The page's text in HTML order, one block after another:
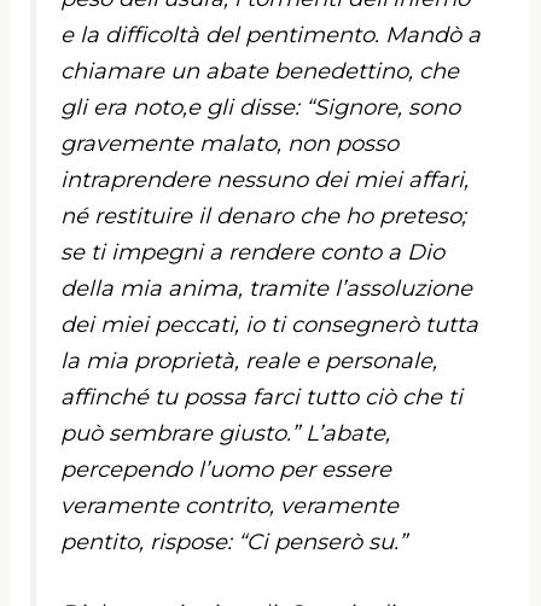
e la difficoltà del pentimento. Mandò a
chiamare un abate benedettino, che
gli era noto,e gli disse: “Signore, sono
gravemente malato, non posso
intraprendere nessuno dei miei affari,
né restituire il denaro che ho preteso;
se ti impegni a rendere conto a Dio
della mia anima, tramite l’assoluzione
dei miei peccati, io ti consegnerò tutta
la mia proprietà, reale e personale,
affinché tu possa farci tutto ciò che ti
può sembrare giusto.” L’abate,
percependo l’uomo per essere
veramente contrito, veramente
pentito, rispose: “Ci penserò su.”